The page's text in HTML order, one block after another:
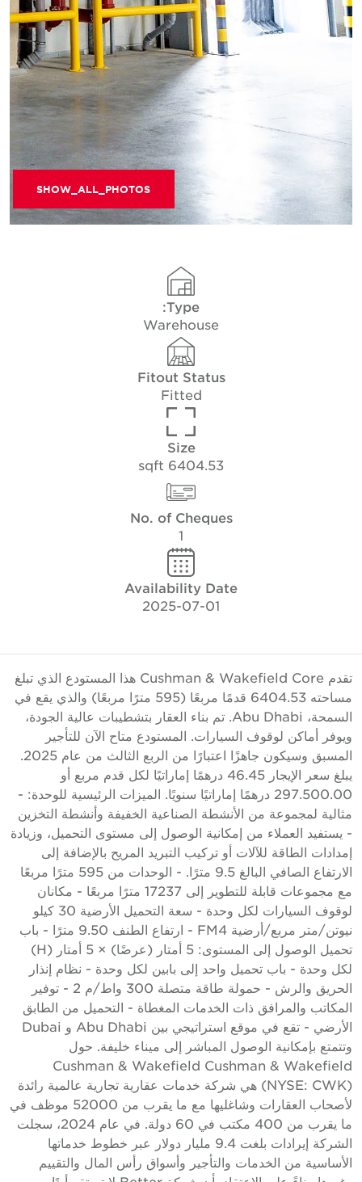
SHOW_ALL_PHOTOS
Type:
Warehouse
Fitout Status
Fitted
Size
6404.53 sqft
No. of Cheques
Availability Date
2025-07-01
تقدم Cushman & Wakefield Core هذا المستودع الذي تبلغ
مساحته 6404.53 قدمًا مربعًا (595 مترًا مربعًا) والذي يقع في
السمحة، Abu Dhabi. تم بناء العقار بتشطيبات عالية الجودة،
ويوفر أماكن لوقوف السيارات. المستودع متاح الآن للتأجير
المسبق وسيكون جاهزًا اعتبارًا من الربع الثالث من عام 2025.
يبلغ سعر الإيجار 46.45 درهمًا إماراتيًا لكل قدم مربع أو
297.500.00 درهمًا إماراتيًا سنويًا. الميزات الرئيسية للوحدة: -
مثالية لمجموعة من الأنشطة الصناعية الخفيفة وأنشطة التخزين
- يستفيد العملاء من إمكانية الوصول إلى مستوى التحميل، وزيادة
إمدادات الطاقة للآلات أو تركيب التبريد المريح بالإضافة إلى
الارتفاع الصافي البالغ 9.5 مترًا. - الوحدات من 595 مترًا مربعًا
مع مجموعات قابلة للتطوير إلى 17237 مترًا مربعًا - مكانان
لوقوف السيارات لكل وحدة - سعة التحميل الأرضية 30 كيلو
نيوتن/متر مربع/أرضية FM4 - ارتفاع الطنف 9.50 مترًا - باب
تحميل الوصول إلى المستوى: 5 أمتار (عرضًا) × 5 أمتار (H)
لكل وحدة - باب تحميل واحد إلى بابين لكل وحدة - نظام إنذار
الحريق والرش - حمولة طاقة متصلة 300 واط/م 2 - توفير
المكاتب والمرافق ذات الخدمات المغطاة - التحميل من الطابق
الأرضي - تقع في موقع استراتيجي بين Abu Dhabi و Dubai
وتتمتع بإمكانية الوصول المباشر إلى ميناء خليفة. حول
Cushman & Wakefield Cushman & Wakefield
(NYSE: CWK) هي شركة خدمات عقارية تجارية عالمية رائدة
لأصحاب العقارات وشاغليها مع ما يقرب من 52000 موظف في
ما يقرب من 400 مكتب في 60 دولة. في عام 2024، سجلت
الشركة إيرادات بلغت 9.4 مليار دولار عبر خطوط خدماتها
الأساسية من الخدمات والتأجير وأسواق رأس المال والتقييم